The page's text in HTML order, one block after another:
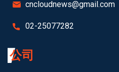
cncloudnews@gmail.com
02-25077282
公司